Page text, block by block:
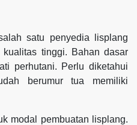
satu penyedia lisplang
tinggi. Bahan dasar
perhutani. Perlu diketahui
berumur tua memiliki
modal pembuatan lisplang.